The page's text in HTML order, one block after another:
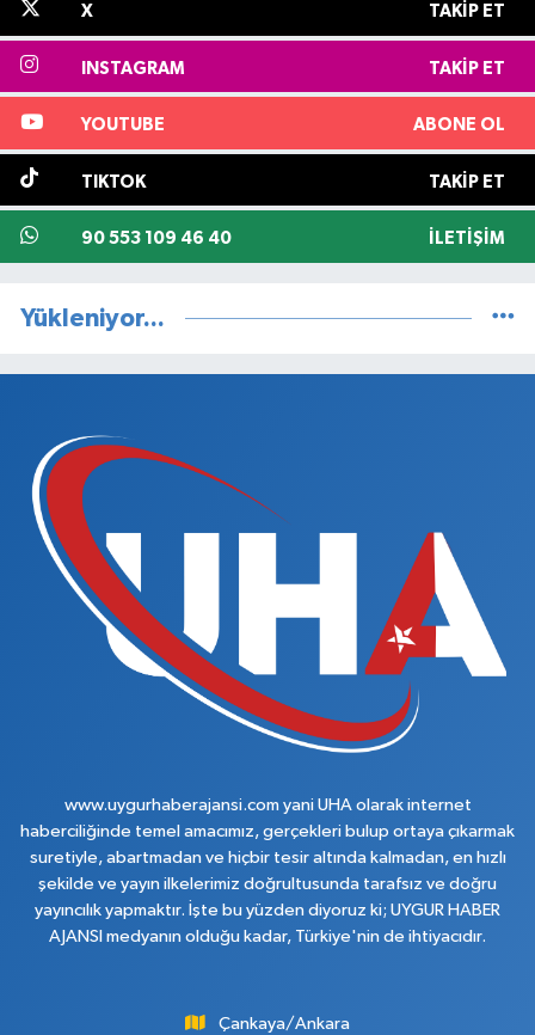
X TAKIP ET
INSTAGRAM TAKIP ET
YOUTUBE ABONE OL
TIKTOK TAKIP ET
90 553 109 46 40 İLETIŞIM
Yükleniyor...
www.uygurhaberajansi.com yani UHA olarak internet
haberciliğinde temel amacımız, gerçekleri bulup ortaya çıkarmak
suretiyle, abartmadan ve hiçbir tesir altında kalmadan, en hızlı
şekilde ve yayın ilkelerimiz doğrultusunda tarafsız ve doğru
yayıncılık yapmaktır. İşte bu yüzden diyoruz ki; UYGUR HABER
AJANSI medyanın olduğu kadar, Türkiye'nin de ihtiyacıdır.
Çankaya/Ankara